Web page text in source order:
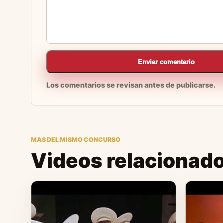
Enviar comentario
Los comentarios se revisan antes de publicarse.
MAS DEL MISMO CONCURSO
Videos